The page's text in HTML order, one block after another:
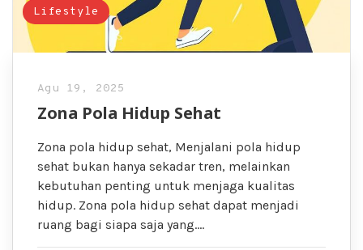
Lifestyle
Agu 19, 2025
Zona Pola Hidup Sehat
Zona pola hidup sehat, Menjalani pola hidup
sehat bukan hanya sekadar tren, melainkan
kebutuhan penting untuk menjaga kualitas
hidup. Zona pola hidup sehat dapat menjadi
ruang bagi siapa saja yang….